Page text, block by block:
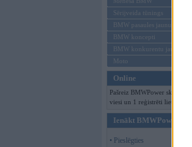
Sērijveida tūnings
BMW pasaules jaunumi
BMW koncepti
BMW konkurentu jaunumi
Moto
Online
Pašreiz BMWPower skatās 151
viesi un 1 reģistrēti lietotāji.
Ienākt BMWPower
• Pieslēgties